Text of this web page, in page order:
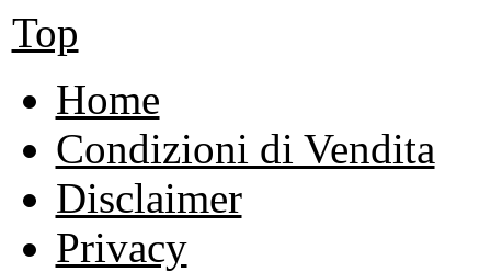
Top
Home
Condizioni di Vendita
Disclaimer
Privacy